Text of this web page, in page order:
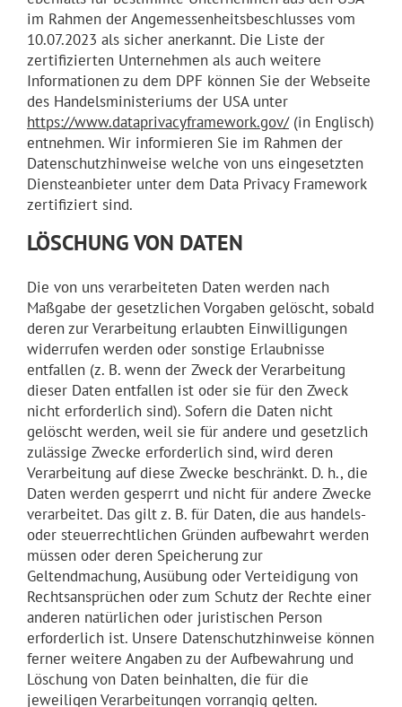
im Rahmen der Angemessenheitsbeschlusses vom
10.07.2023 als sicher anerkannt. Die Liste der
zertifizierten Unternehmen als auch weitere
Informationen zu dem DPF können Sie der Webseite
des Handelsministeriums der USA unter
https://www.dataprivacyframework.gov/(in Englisch)
entnehmen. Wir informieren Sie im Rahmen der
Datenschutzhinweise welche von uns eingesetzten
Diensteanbieter unter dem Data Privacy Framework
zertifiziert sind.
LÖSCHUNG VON DATEN
Die von uns verarbeiteten Daten werden nach
Maßgabe der gesetzlichen Vorgaben gelöscht, sobald
deren zur Verarbeitung erlaubten Einwilligungen
widerrufen werden oder sonstige Erlaubnisse
entfallen (z. B. wenn der Zweck der Verarbeitung
dieser Daten entfallen ist oder sie für den Zweck
nicht erforderlich sind). Sofern die Daten nicht
gelöscht werden, weil sie für andere und gesetzlich
zulässige Zwecke erforderlich sind, wird deren
Verarbeitung auf diese Zwecke beschränkt. D. h., die
Daten werden gesperrt und nicht für andere Zwecke
verarbeitet. Das gilt z. B. für Daten, die aus handels-
oder steuerrechtlichen Gründen aufbewahrt werden
müssen oder deren Speicherung zur
Geltendmachung, Ausübung oder Verteidigung von
Rechtsansprüchen oder zum Schutz der Rechte einer
anderen natürlichen oder juristischen Person
erforderlich ist. Unsere Datenschutzhinweise können
ferner weitere Angaben zu der Aufbewahrung und
Löschung von Daten beinhalten, die für die
jeweiligen Verarbeitungen vorrangig gelten.